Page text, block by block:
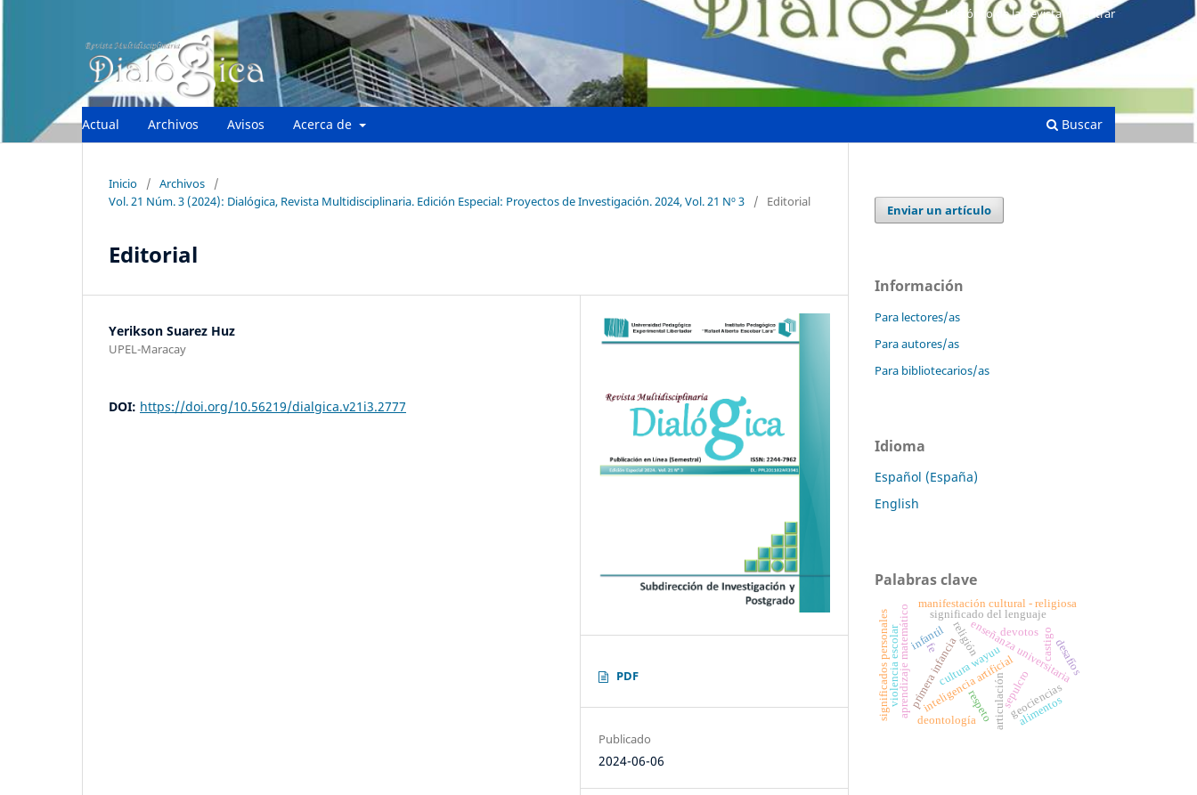
Actual Archivos Avisos Acerca de Buscar
Histórico de la Revista Entrar
Inicio / Archivos
/
Vol. 21 Núm. 3 (2024): Dialógica, Revista Multidisciplinaria. Edición Especial: Proyectos de Investigación. 2024, Vol. 21 Nº 3
/ Editorial
Editorial
Yerikson Suarez Huz
UPEL-Maracay
DOI: https://doi.org/10.56219/dialgica.v21i3.2777
PDF
Publicado
2024-06-06
Enviar un artículo
Información
Para lectores/as
Para autores/as
Para bibliotecarios/as
Idioma
Español (España)
English
Palabras clave
inteligencia artificialenseñanza universitaria
primera infancia articulación
significado del lenguaje
aprendizaje matemático cultura wayuu
fe
devotos
manifestación cultural - religiosa
sepulcro
geociencias
respeto
deontología
violencia escolar castigo
religión
infantil
alimentos
significados personales desafíos